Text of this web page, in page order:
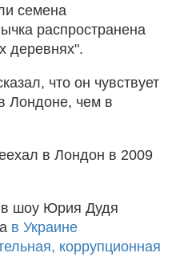
семена
распространена
деревнях".
что он чувствует
Лондоне, чем в
в Лондон в 2009
в шоу Юрия Дудя
в Украине
коррупционная